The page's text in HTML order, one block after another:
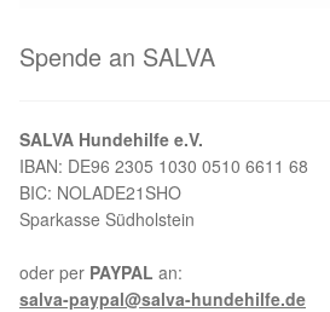
Kreativprojekte
Unsere Partnertierheime
Partnertierheim La Linea in Spanien
Spende an SALVA
SALVA Hundehilfe e.V.
IBAN: DE96 2305 1030 0510 6611 68
BIC: NOLADE21SHO
Sparkasse Südholstein
oder per PAYPAL an:
salva-paypal@salva-hundehilfe.de